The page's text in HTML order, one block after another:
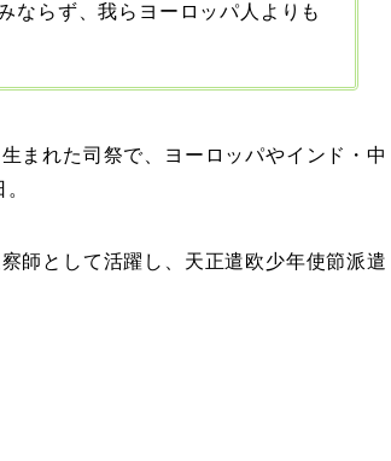
ならず、我らヨーロッパ人よりも
まれた司祭で、ヨーロッパやインド・中
師として活躍し、天正遣欧少年使節派遣